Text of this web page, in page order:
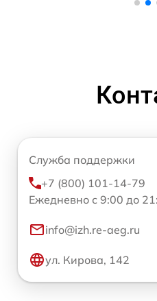
Служба поддержки
+7 (800) 101-14-79
Ежедневно с 9:00 до
info@izh.re-aeg.ru
ул. Кирова, 142